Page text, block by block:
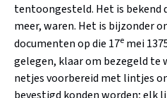
tentoongesteld. Het is bekend
meer, waren. Het is bijzonder
documenten op die 17e mei
gelegen, klaar om bezegeld te
netjes voorbereid met lintjes